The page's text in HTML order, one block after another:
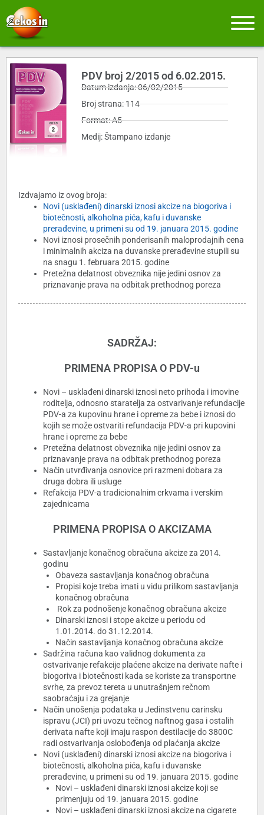
PDV broj 2/2015 od 6.02.2015.
Datum izdanja: 06/02/2015
Broj strana: 114
Format: A5
Medij: Štampano izdanje
Izdvajamo iz ovog broja:
Novi (usklađeni) dinarski iznosi akcize na biogoriva i
biotečnosti, alkoholna pića, kafu i duvanske
prerađevine, u primeni su od 19. januara 2015. godine
Novi iznosi prosečnih ponderisanih maloprodajnih cena
i minimalnih akciza na duvanske prerađevine stupili su
na snagu 1. februara 2015. godine
Pretežna delatnost obveznika nije jedini osnov za
priznavanje prava na odbitak prethodnog poreza
SADRŽAJ:
PRIMENA PROPISA O PDV-u
Novi – usklađeni dinarski iznosi neto prihoda i imovine
roditelja, odnosno staratelja za ostvarivanje refundacije
PDV-a za kupovinu hrane i opreme za bebe i iznosi do
kojih se može ostvariti refundacija PDV-a pri kupovini
hrane i opreme za bebe
Pretežna delatnost obveznika nije jedini osnov za
priznavanje prava na odbitak prethodnog poreza
Način utvrđivanja osnovice pri razmeni dobara za
druga dobra ili usluge
Refakcija PDV-a tradicionalnim crkvama i verskim
zajednicama
PRIMENA PROPISA O AKCIZAMA
Sastavljanje konačnog obračuna akcize za 2014.
godinu
Obaveza sastavljanja konačnog obračuna
Propisi koje treba imati u vidu prilikom sastavljanja
konačnog obračuna
Rok za podnošenje konačnog obračuna akcize
Dinarski iznosi i stope akcize u periodu od
1.01.2014. do 31.12.2014.
Način sastavljanja konačnog obračuna akcize
Sadržina računa kao validnog dokumenta za
ostvarivanje refakcije plaćene akcize na derivate nafte i
biogoriva i biotečnosti kada se koriste za transportne
svrhe, za prevoz tereta u unutrašnjem rečnom
saobraćaju i za grejanje
Način unošenja podataka u Jedinstvenu carinsku
ispravu (JCI) pri uvozu tečnog naftnog gasa i ostalih
derivata nafte koji imaju raspon destilacije do 3800C
radi ostvarivanja oslobođenja od plaćanja akcize
Novi (usklađeni) dinarski iznosi akcize na biogoriva i
biotečnosti, alkoholna pića, kafu i duvanske
prerađevine, u primeni su od 19. januara 2015. godine
Novi – usklađeni dinarski iznosi akcize koji se
primenjuju od 19. januara 2015. godine
Novi – usklađeni dinarski iznosi akcize na cigarete